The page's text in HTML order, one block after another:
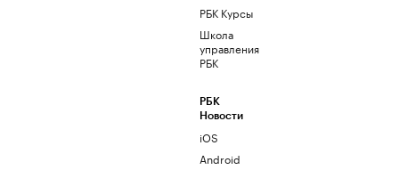
РБК Курсы
Школа
управления
РБК
РБК
Новости
iOS
Android